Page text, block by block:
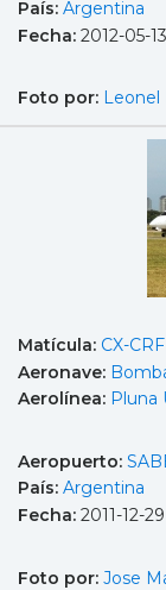
País: Argentina
Fecha: 2012-05-13
Foto por: Leonel
Matícula: CX-CRF
Aeronave:
Aerolínea: Pluna
Aeropuerto:
País: Argentina
Fecha: 2011-12-29
Foto por: Jose